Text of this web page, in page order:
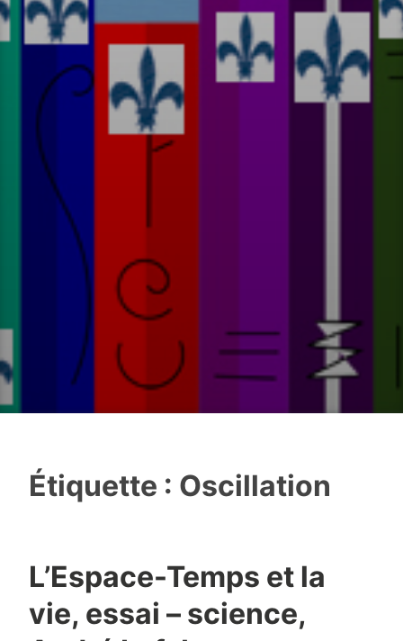
Étiquette : Oscillation
L’Espace-Temps et la
vie, essai – science,